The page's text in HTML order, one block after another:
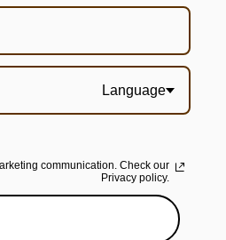
Language
communication. Check our
Privacy policy.